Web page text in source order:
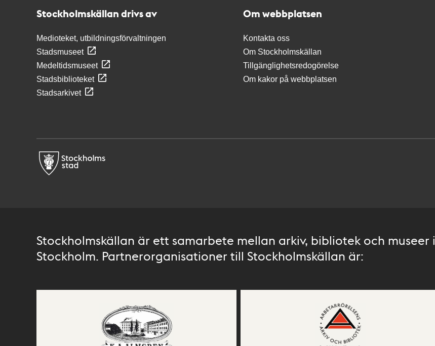
Stockholmskällan drivs av
Medioteket, utbildningsförvaltningen
Stadsmuseet
Medeltidsmuseet
Stadsbiblioteket
Stadsarkivet
Om webbplatsen
Kontakta oss
Om Stockholmskällan
Tillgänglighetsredogörelse
Om kakor på webbplatsen
Stockholmskällan är ett samarbete mellan arkiv, bibliotek och museer i
Stockholm. Partnerorganisationer till Stockholmskällan är: